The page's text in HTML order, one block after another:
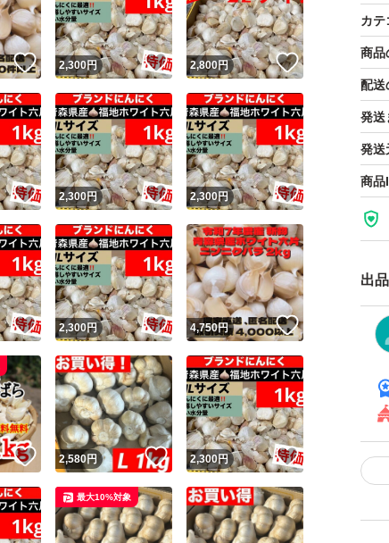
ニ
様
お
値
り
い
発
の
複
※
カテ
商品
配送
発送
発送
商品
出
いいね！
2,300円 いいね！
2,800円 いいね！
いいね！
2,300円 いいね！
2,300円 いいね！
いいね！
2,300円 いいね！
4,750円 いいね！
いいね！
2,580円 いいね！
2,300円 いいね！
最大10%対象